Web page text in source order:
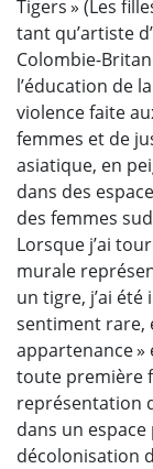
Tigers » (Les
tant qu’artiste
Colombie-
l’éducation de
violence faite
femmes et de
asiatique, en
dans des
des femmes
Lorsque j’ai
murale
un tigre, j’ai
sentiment rare,
appartenance »
toute première
représentation
dans un
décolonisation